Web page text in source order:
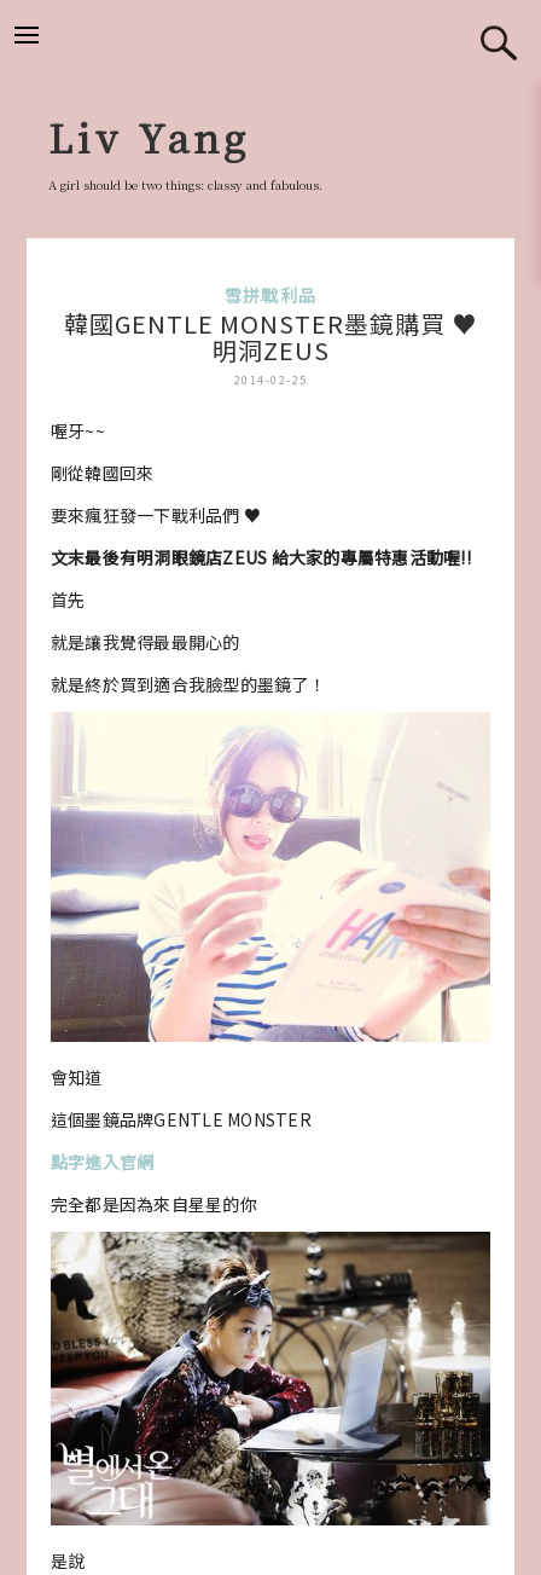
Liv Yang
A girl should be two things: classy and fabulous.
雪拼戰利品
韓國GENTLE MONSTER墨鏡購買 ♥
明洞ZEUS
2014-02-25
喔牙~~
剛從韓國回來
要來瘋狂發一下戰利品們 ♥
文末最後有明洞眼鏡店ZEUS 給大家的專屬特惠活動喔!!
首先
就是讓我覺得最最開心的
就是終於買到適合我臉型的墨鏡了！
會知道
這個墨鏡品牌GENTLE MONSTER
點字進入官網
完全都是因為來自星星的你
是說